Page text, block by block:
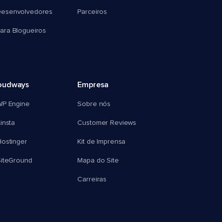
Blogueiros
Parceiros
Engine
Empresa
Sobre nós
Customer Reviews
Kit de Imprensa
Mapa do Site
Carreiras